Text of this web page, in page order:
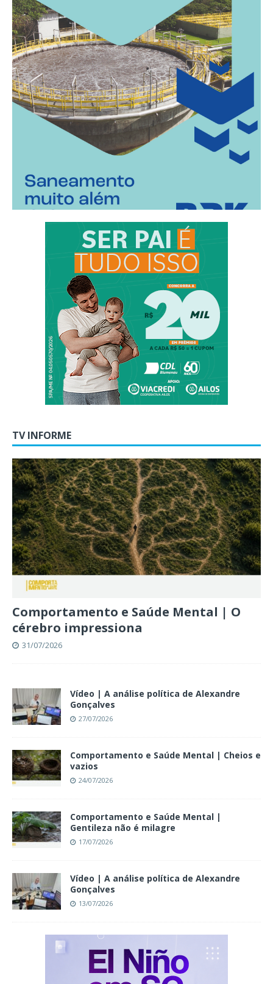
TV INFORME
Comportamento e Saúde Mental | O
cérebro impressiona
31/07/2026
Vídeo | A análise política de Alexandre
Gonçalves
27/07/2026
Comportamento e Saúde Mental | Cheios e
vazios
24/07/2026
Comportamento e Saúde Mental |
Gentileza não é milagre
17/07/2026
Vídeo | A análise política de Alexandre
Gonçalves
13/07/2026